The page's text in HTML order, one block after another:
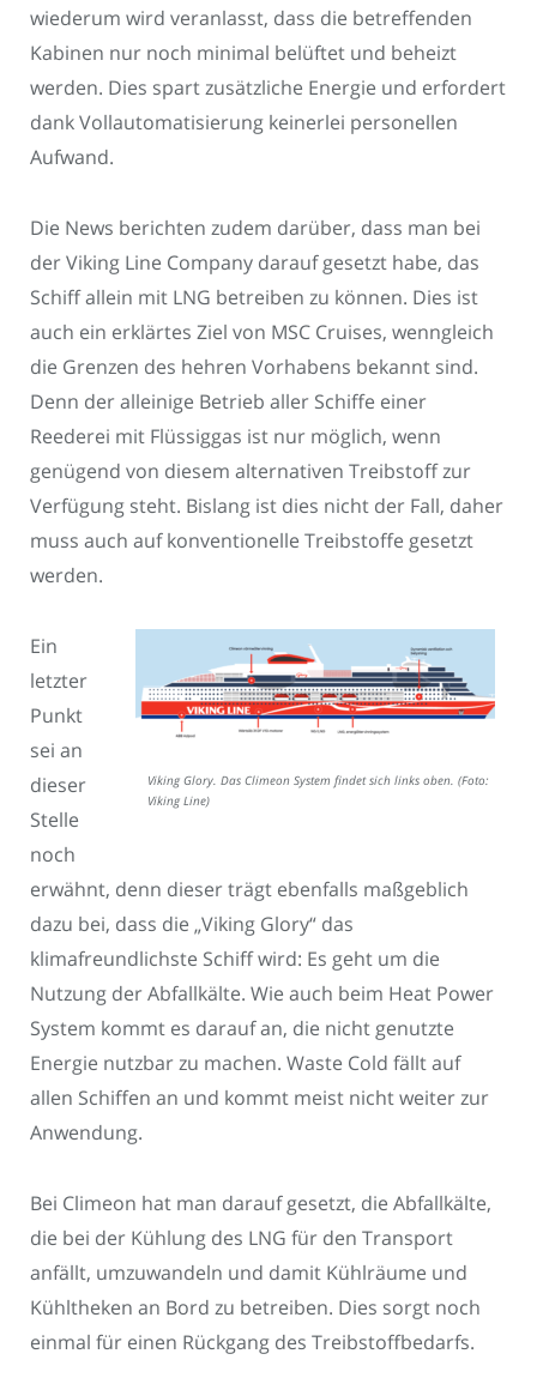
wiederum wird veranlasst, dass die betreffenden
Kabinen nur noch minimal belüftet und beheizt
werden. Dies spart zusätzliche Energie und erfordert
dank Vollautomatisierung keinerlei personellen
Aufwand.
Die News berichten zudem darüber, dass man bei
der Viking Line Company darauf gesetzt habe, das
Schiff allein mit LNG betreiben zu können. Dies ist
auch ein erklärtes Ziel von MSC Cruises, wenngleich
die Grenzen des hehren Vorhabens bekannt sind.
Denn der alleinige Betrieb aller Schiffe einer
Reederei mit Flüssiggas ist nur möglich, wenn
genügend von diesem alternativen Treibstoff zur
Verfügung steht. Bislang ist dies nicht der Fall, daher
muss auch auf konventionelle Treibstoffe gesetzt
werden.
Viking Glory. Das Climeon System findet sich links oben. (Foto:
Viking Line)
Ein
letzter
Punkt
sei an
dieser
Stelle
noch
erwähnt, denn dieser trägt ebenfalls maßgeblich
dazu bei, dass die „Viking Glory“ das
klimafreundlichste Schiff wird: Es geht um die
Nutzung der Abfallkälte. Wie auch beim Heat Power
System kommt es darauf an, die nicht genutzte
Energie nutzbar zu machen. Waste Cold fällt auf
allen Schiffen an und kommt meist nicht weiter zur
Anwendung.
Bei Climeon hat man darauf gesetzt, die Abfallkälte,
die bei der Kühlung des LNG für den Transport
anfällt, umzuwandeln und damit Kühlräume und
Kühltheken an Bord zu betreiben. Dies sorgt noch
einmal für einen Rückgang des Treibstoffbedarfs.